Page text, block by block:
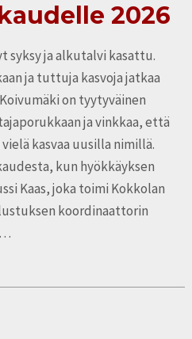
2026
syksy ja alkutalvi kasattu.
ja tuttuja kasvoja jatkaa
on tyytyväinen
ja vinkkaa, että
kasvaa uusilla nimillä.
kun hyökkäyksen
Kaas, joka toimi Kokkolan
koordinaattorin
…